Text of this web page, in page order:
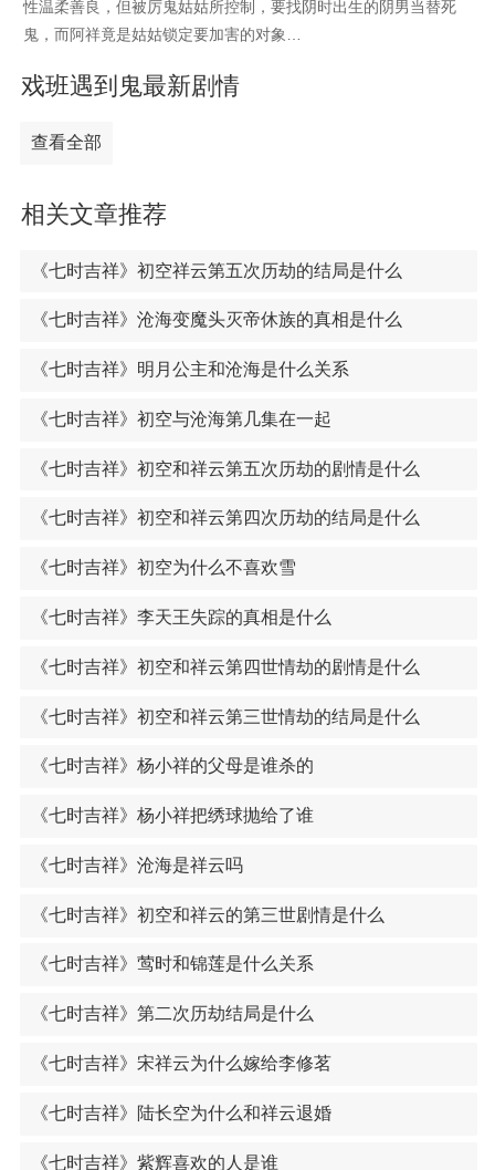
性温柔善良，但被厉鬼姑姑所控制，要找阴时出生的阴男当替死
鬼，而阿祥竟是姑姑锁定要加害的对象…
戏班遇到鬼最新剧情
查看全部
相关文章推荐
《七时吉祥》初空祥云第五次历劫的结局是什么
《七时吉祥》沧海变魔头灭帝休族的真相是什么
《七时吉祥》明月公主和沧海是什么关系
《七时吉祥》初空与沧海第几集在一起
《七时吉祥》初空和祥云第五次历劫的剧情是什么
《七时吉祥》初空和祥云第四次历劫的结局是什么
《七时吉祥》初空为什么不喜欢雪
《七时吉祥》李天王失踪的真相是什么
《七时吉祥》初空和祥云第四世情劫的剧情是什么
《七时吉祥》初空和祥云第三世情劫的结局是什么
《七时吉祥》杨小祥的父母是谁杀的
《七时吉祥》杨小祥把绣球抛给了谁
《七时吉祥》沧海是祥云吗
《七时吉祥》初空和祥云的第三世剧情是什么
《七时吉祥》莺时和锦莲是什么关系
《七时吉祥》第二次历劫结局是什么
《七时吉祥》宋祥云为什么嫁给李修茗
《七时吉祥》陆长空为什么和祥云退婚
《七时吉祥》紫辉喜欢的人是谁